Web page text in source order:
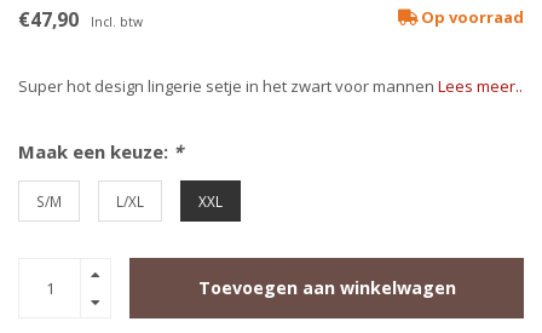
€47,90 Incl. btw Op voorraad
Super hot design lingerie setje in het zwart voor mannen Lees meer..
Maak een keuze: *
S/M L/XL XXL
Toevoegen aan winkelwagen